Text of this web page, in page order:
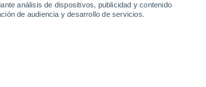
análisis de dispositivos, publicidad y contenido
de audiencia y desarrollo de servicios.